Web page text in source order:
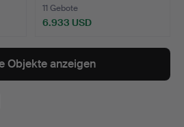
11 Gebote
6.933 USD
Objekte anzeigen